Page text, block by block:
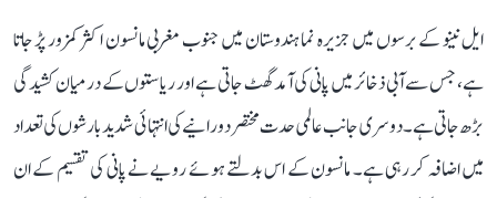
ایل نینو کے برسوں میں جزیرہ نما ہندوستان میں جنوب مغربی مانسون اکثر کمزور پڑ جاتا
ہے، جس سے آبی ذخائر میں پانی کی آمد گھٹ جاتی ہے اور ریاستوں کے درمیان کشیدگی
بڑھ جاتی ہے۔ دوسری جانب عالمی حدت مختصر دورانیے کی انتہائی شدید بارشوں کی تعداد
میں اضافہ کر رہی ہے۔ مانسون کے اس بدلتے ہوئے رویے نے پانی کی تقسیم کے ان